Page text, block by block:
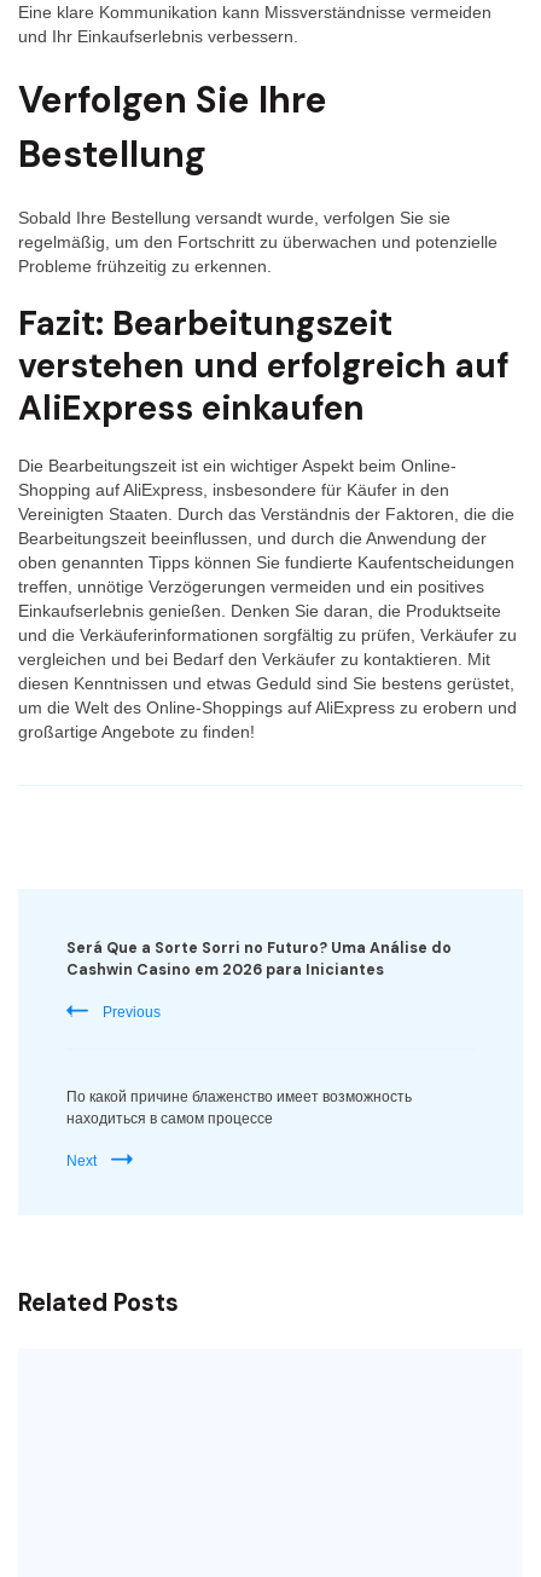
Eine klare Kommunikation kann Missverständnisse vermeiden
und Ihr Einkaufserlebnis verbessern.
Verfolgen Sie Ihre
Bestellung
Sobald Ihre Bestellung versandt wurde, verfolgen Sie sie
regelmäßig, um den Fortschritt zu überwachen und potenzielle
Probleme frühzeitig zu erkennen.
Fazit: Bearbeitungszeit
verstehen und erfolgreich auf
AliExpress einkaufen
Die Bearbeitungszeit ist ein wichtiger Aspekt beim Online-
Shopping auf AliExpress, insbesondere für Käufer in den
Vereinigten Staaten. Durch das Verständnis der Faktoren, die die
Bearbeitungszeit beeinflussen, und durch die Anwendung der
oben genannten Tipps können Sie fundierte Kaufentscheidungen
treffen, unnötige Verzögerungen vermeiden und ein positives
Einkaufserlebnis genießen. Denken Sie daran, die Produktseite
und die Verkäuferinformationen sorgfältig zu prüfen, Verkäufer zu
vergleichen und bei Bedarf den Verkäufer zu kontaktieren. Mit
diesen Kenntnissen und etwas Geduld sind Sie bestens gerüstet,
um die Welt des Online-Shoppings auf AliExpress zu erobern und
großartige Angebote zu finden!
Navigation
Será Que a Sorte Sorri no Futuro? Uma Análise do
Cashwin Casino em 2026 para Iniciantes
Previous
По какой причине блаженство имеет возможность
находиться в самом процессе
Next
Related Posts